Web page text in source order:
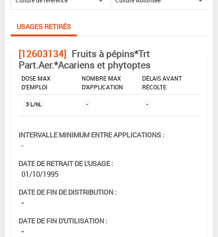
USAGES RETIRÉS
[12603134] Fruits à pépins*Trt
Part.Aer.*Acariens et phytoptes
DOSE MAX
D'EMPLOI
NOMBRE MAX
D'APPLICATION
DÉLAIS AVANT
RÉCOLTE
3 L/hL - -
INTERVALLE MINIMUM ENTRE APPLICATIONS :
-
DATE DE RETRAIT DE L'USAGE :
01/10/1995
DATE DE FIN DE DISTRIBUTION :
-
DATE DE FIN D'UTILISATION :
-